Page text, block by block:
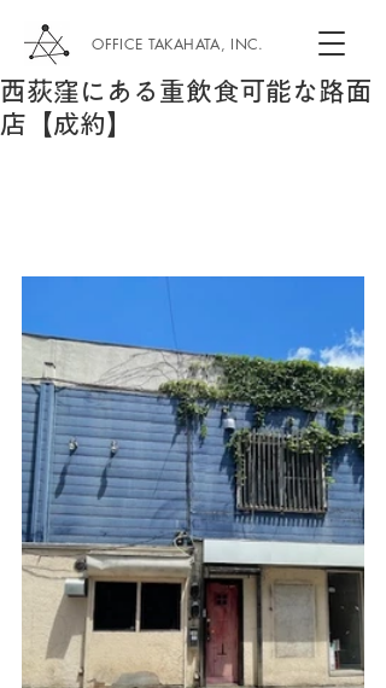
OFFICE TAKAHATA, INC.
西荻窪にある重飲食可能な路面
店【成約】